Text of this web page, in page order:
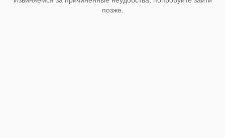
позже.